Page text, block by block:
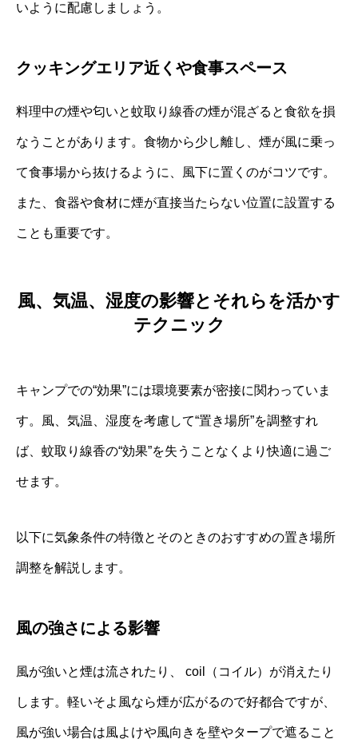
いように配慮しましょう。
クッキングエリア近くや食事スペース
料理中の煙や匂いと蚊取り線香の煙が混ざると食欲を損
なうことがあります。食物から少し離し、煙が風に乗っ
て食事場から抜けるように、風下に置くのがコツです。
また、食器や食材に煙が直接当たらない位置に設置する
ことも重要です。
風、気温、湿度の影響とそれらを活かす
テクニック
キャンプでの“効果”には環境要素が密接に関わっていま
す。風、気温、湿度を考慮して“置き場所”を調整すれ
ば、蚊取り線香の“効果”を失うことなくより快適に過ご
せます。
以下に気象条件の特徴とそのときのおすすめの置き場所
調整を解説します。
風の強さによる影響
風が強いと煙は流されたり、 coil（コイル）が消えたり
します。軽いそよ風なら煙が広がるので好都合ですが、
風が強い場合は風よけや風向きを壁やタープで遮ること